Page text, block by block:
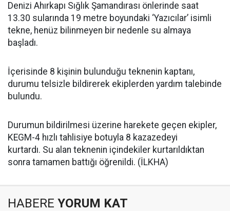
Denizi Ahırkapı Sığlık Şamandırası önlerinde saat
13.30 sularında 19 metre boyundaki ‘Yazıcılar’ isimli
tekne, henüz bilinmeyen bir nedenle su almaya
başladı.
İçerisinde 8 kişinin bulunduğu teknenin kaptanı,
durumu telsizle bildirerek ekiplerden yardım talebinde
bulundu.
Durumun bildirilmesi üzerine harekete geçen ekipler,
KEGM-4 hızlı tahlisiye botuyla 8 kazazedeyi
kurtardı. Su alan teknenin içindekiler kurtarıldıktan
sonra tamamen battığı öğrenildi. (İLKHA)
HABERE YORUM KAT